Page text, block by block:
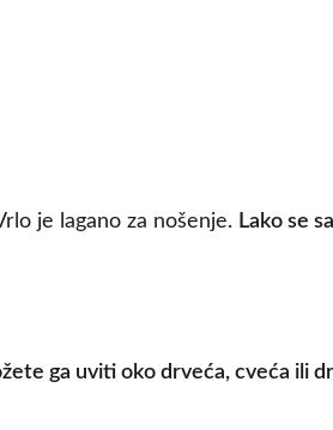
je lagano za nošenje. Lako se
ga uviti oko drveća, cveća ili